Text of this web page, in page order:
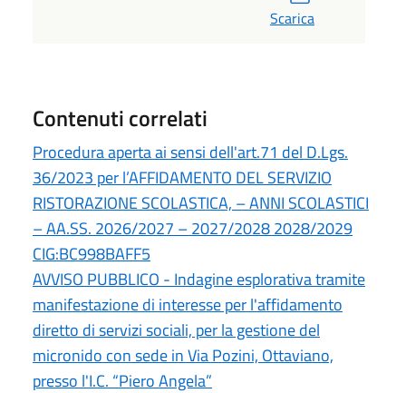
Scarica
Contenuti correlati
Procedura aperta ai sensi dell'art.71 del D.Lgs.
36/2023 per l’AFFIDAMENTO DEL SERVIZIO
RISTORAZIONE SCOLASTICA, – ANNI SCOLASTICI
– AA.SS. 2026/2027 – 2027/2028 2028/2029
CIG:BC998BAFF5
AVVISO PUBBLICO - Indagine esplorativa tramite
manifestazione di interesse per l'affidamento
diretto di servizi sociali, per la gestione del
micronido con sede in Via Pozini, Ottaviano,
presso l'I.C. “Piero Angela”